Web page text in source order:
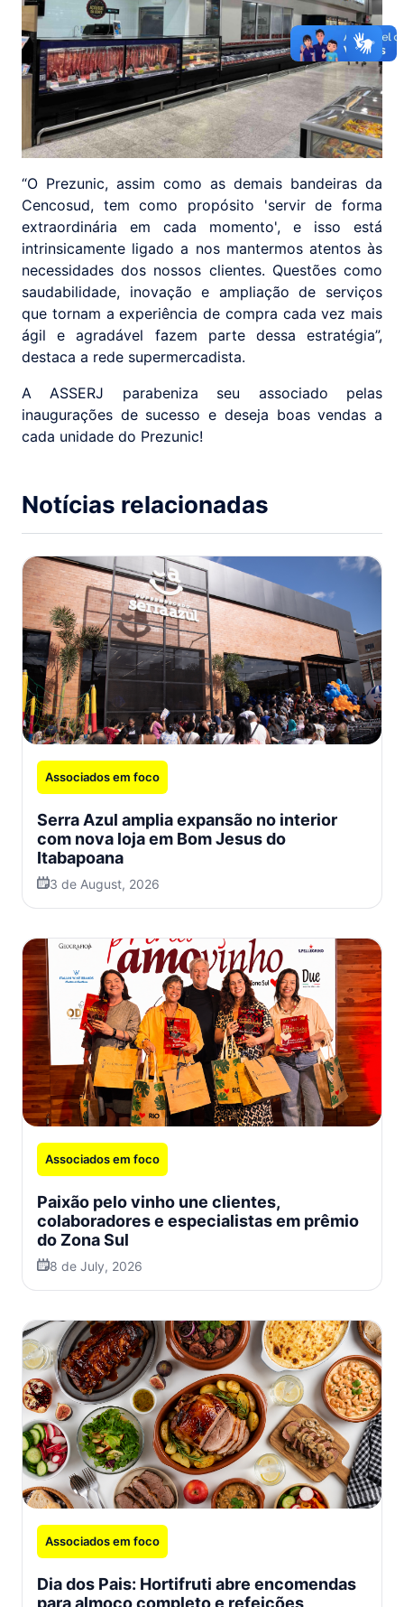
“O Prezunic, assim como as demais bandeiras da
Cencosud, tem como propósito 'servir de forma
extraordinária em cada momento', e isso está
intrinsicamente ligado a nos mantermos atentos às
necessidades dos nossos clientes. Questões como
saudabilidade, inovação e ampliação de serviços
que tornam a experiência de compra cada vez mais
ágil e agradável fazem parte dessa estratégia”,
destaca a rede supermercadista.
A ASSERJ parabeniza seu associado pelas
inaugurações de sucesso e deseja boas vendas a
cada unidade do Prezunic!
Notícias relacionadas
Associados em foco
Serra Azul amplia expansão no interior
com nova loja em Bom Jesus do
Itabapoana
3 de August, 2026
Associados em foco
Paixão pelo vinho une clientes,
colaboradores e especialistas em prêmio
do Zona Sul
8 de July, 2026
Associados em foco
Dia dos Pais: Hortifruti abre encomendas
para almoço completo e refeições